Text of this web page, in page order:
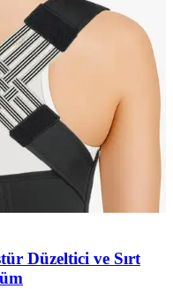
Düzeltici ve Sırt